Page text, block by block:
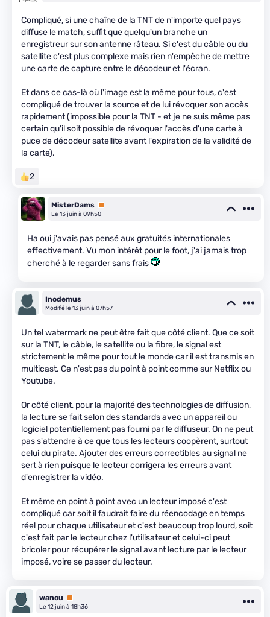
Compliqué, si une chaîne de la TNT de n'importe quel pays
diffuse le match, suffit que quelqu'un branche un
enregistreur sur son antenne râteau. Si c'est du câble ou du
satellite c'est plus complexe mais rien n'empêche de mettre
une carte de capture entre le décodeur et l'écran.
Et dans ce cas-là où l'image est la même pour tous, c'est
compliqué de trouver la source et de lui révoquer son accès
rapidement (impossible pour la TNT - et je ne suis même pas
certain qu'il soit possible de révoquer l'accès d'une carte à
puce de décodeur satellite avant l'expiration de la validité de
la carte).
2
MisterDams Premium
Le 13 juin à 09h50
Ha oui j'avais pas pensé aux gratuités internationales
effectivement. Vu mon intérêt pour le foot, j'ai jamais trop
cherché à le regarder sans frais
Inodemus
Modifié le 13 juin à 07h57
Un tel watermark ne peut être fait que côté client. Que ce soit
sur la TNT, le câble, le satellite ou la fibre, le signal est
strictement le même pour tout le monde car il est transmis en
multicast. Ce n'est pas du point à point comme sur Netflix ou
Youtube.
Or côté client, pour la majorité des technologies de diffusion,
la lecture se fait selon des standards avec un appareil ou
logiciel potentiellement pas fourni par le diffuseur. On ne peut
pas s'attendre à ce que tous les lecteurs coopèrent, surtout
celui du pirate. Ajouter des erreurs correctibles au signal ne
sert à rien puisque le lecteur corrigera les erreurs avant
d'enregistrer la vidéo.
Et même en point à point avec un lecteur imposé c'est
compliqué car soit il faudrait faire du réencodage en temps
réel pour chaque utilisateur et c'est beaucoup trop lourd, soit
c'est fait par le lecteur chez l'utilisateur et celui-ci peut
bricoler pour récupérer le signal avant lecture par le lecteur
imposé, voire se passer du lecteur.
wanou
Premium
Le 12 juin à 18h36